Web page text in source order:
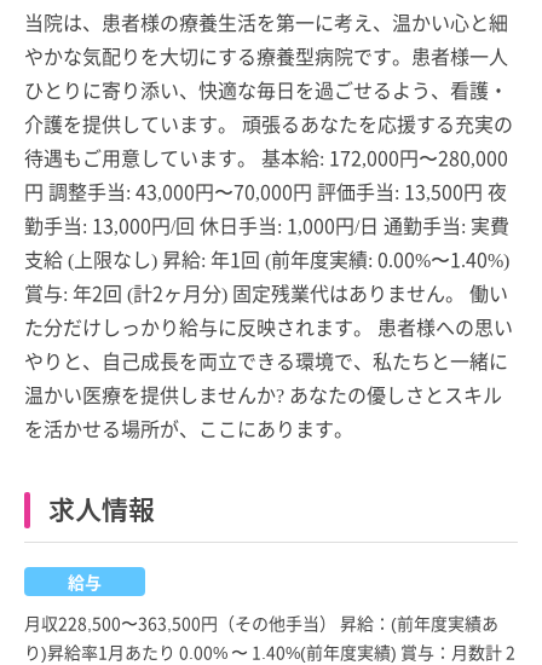
当院は、患者様の療養生活を第一に考え、温かい心と細
やかな気配りを大切にする療養型病院です。患者様一人
ひとりに寄り添い、快適な毎日を過ごせるよう、看護・
介護を提供しています。 頑張るあなたを応援する充実の
待遇もご用意しています。 基本給: 172,000円〜280,000
円 調整手当: 43,000円〜70,000円 評価手当: 13,500円 夜
勤手当: 13,000円/回 休日手当: 1,000円/日 通勤手当: 実費
支給 (上限なし) 昇給: 年1回 (前年度実績: 0.00%〜1.40%)
賞与: 年2回 (計2ヶ月分) 固定残業代はありません。 働い
た分だけしっかり給与に反映されます。 患者様への思い
やりと、自己成長を両立できる環境で、私たちと一緒に
温かい医療を提供しませんか? あなたの優しさとスキル
を活かせる場所が、ここにあります。
求人情報
給与
月収228,500〜363,500円（その他手当） 昇給：(前年度実績あ
り)昇給率1月あたり 0.00% 〜 1.40%(前年度実績) 賞与：月数計 2